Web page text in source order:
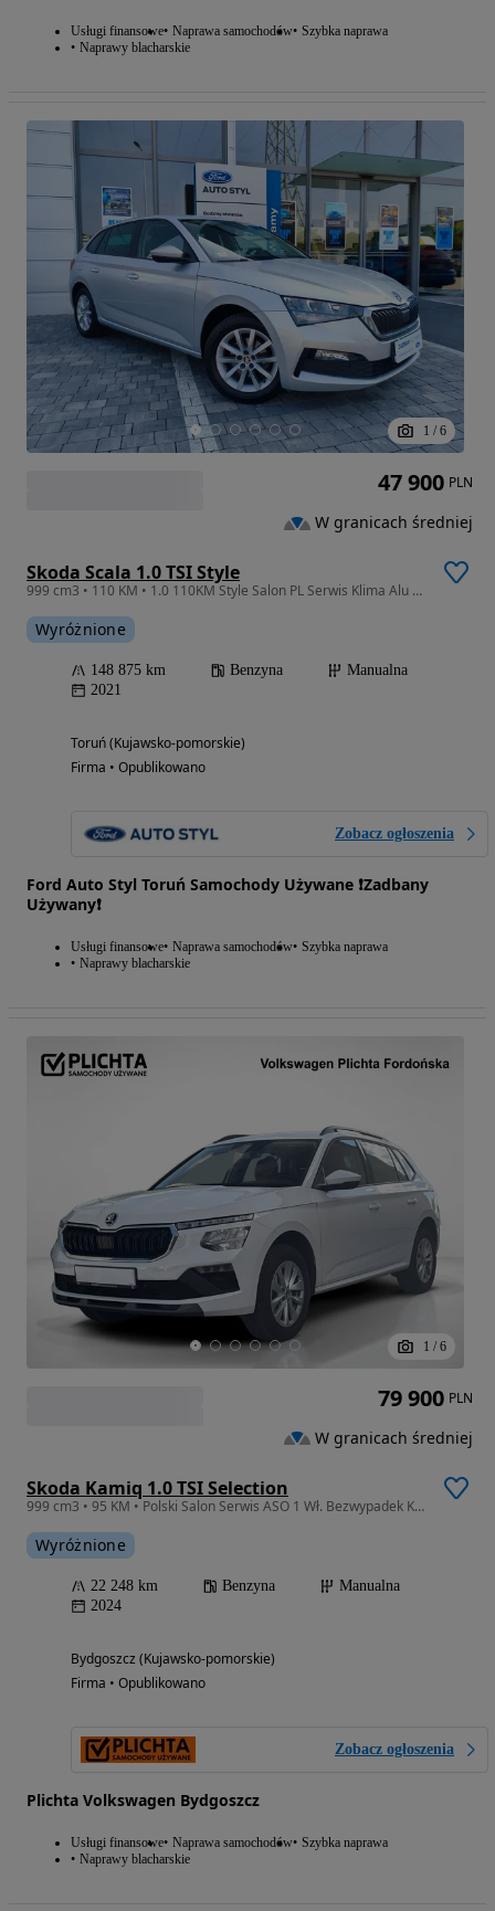
Usługi finansowe Naprawa samochodów Szybka naprawa
Naprawy blacharskie
1 / 6
Skoda Scala 1.0 TSI Style
999 cm3 • 110 KM • 1.0 110KM Style Salon PL Serwis Klima Alu Kamera PDC Led Fotele FV23%
Wyróżnione
148 875 km Benzyna
Manualna
2021
Toruń (Kujawsko-pomorskie)
Firma • Opublikowano
Zobacz ogłoszenia
Ford Auto Styl Toruń Samochody Używane ❗️Zadbany
Używany❗️
Usługi finansowe Naprawa samochodów Szybka naprawa
Naprawy blacharskie
47 900 PLN
W granicach średniej
1 / 6
Skoda Kamiq 1.0 TSI Selection
999 cm3 • 95 KM • Polski Salon Serwis ASO 1 Wł. Bezwypadek Kamera Czujniki SmartLink Alu
Wyróżnione
22 248 km Benzyna
Manualna
2024
Bydgoszcz (Kujawsko-pomorskie)
Firma • Opublikowano
Zobacz ogłoszenia
Plichta Volkswagen Bydgoszcz
Usługi finansowe Naprawa samochodów Szybka naprawa
Naprawy blacharskie
79 900 PLN
W granicach średniej